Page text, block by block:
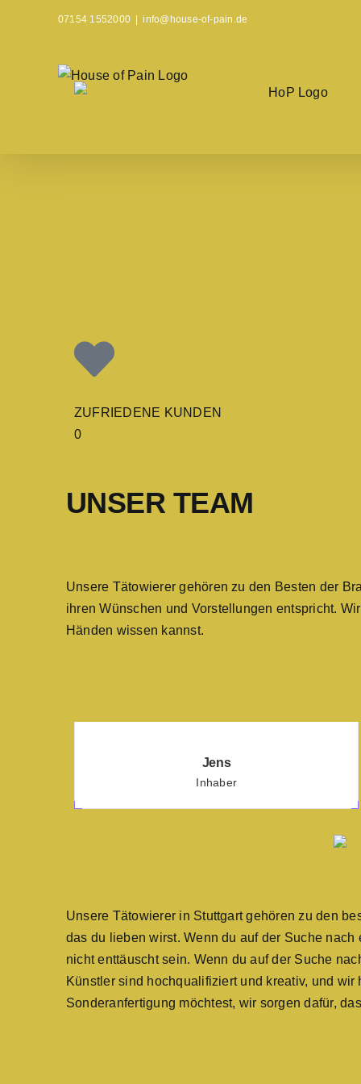
07154 1552000 info@house-of-pain.de
ZUFRIEDENE KUNDEN
0
UNSER TEAM
Unsere Tätowierer gehören zu den Besten der
ihren Wünschen und Vorstellungen entspricht.
Händen wissen kannst.
Jens
Inhaber
Unsere Tätowierer in Stuttgart gehören zu den
das du lieben wirst. Wenn du auf der Suche
nicht enttäuscht sein. Wenn du auf der Suche
Künstler sind hochqualifiziert und kreativ, und
Sonderanfertigung möchtest, wir sorgen dafür,